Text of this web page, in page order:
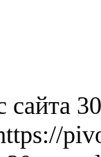
сайта